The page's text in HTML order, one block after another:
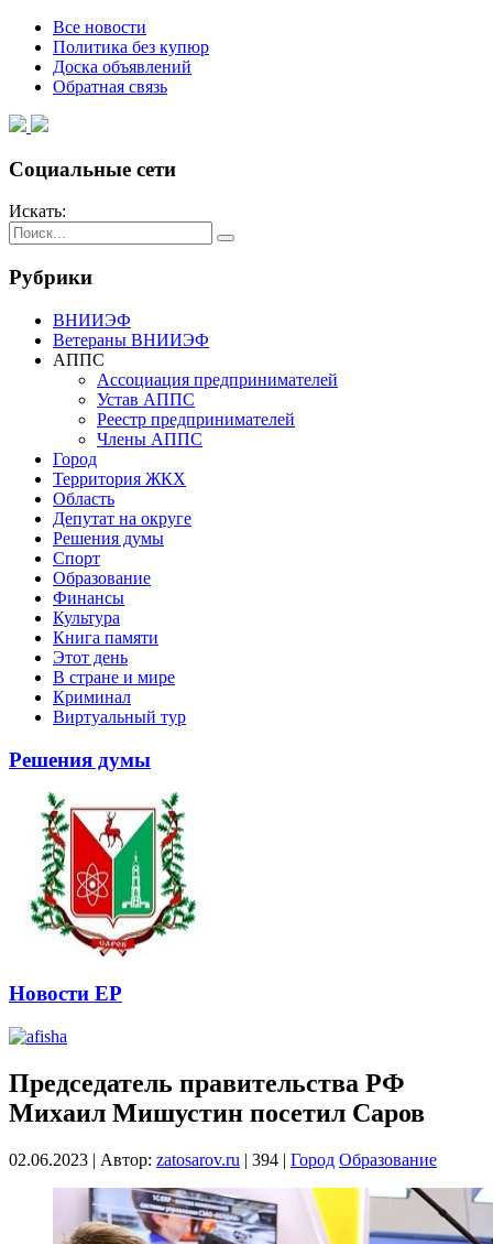
Все новости
Политика без купюр
Доска объявлений
Обратная связь
Социальные сети
Искать:
Рубрики
ВНИИЭФ
Ветераны ВНИИЭФ
АППС
Ассоциация предпринимателей
Устав АППС
Реестр предпринимателей
Члены АППС
Город
Территория ЖКХ
Область
Депутат на округе
Решения думы
Спорт
Образование
Финансы
Культура
Книга памяти
Этот день
В стране и мире
Криминал
Виртуальный тур
Решения думы
Новости ЕР
Председатель правительства РФ
Михаил Мишустин посетил Саров
02.06.2023 | Автор: zatosarov.ru | 394 | Город Образование